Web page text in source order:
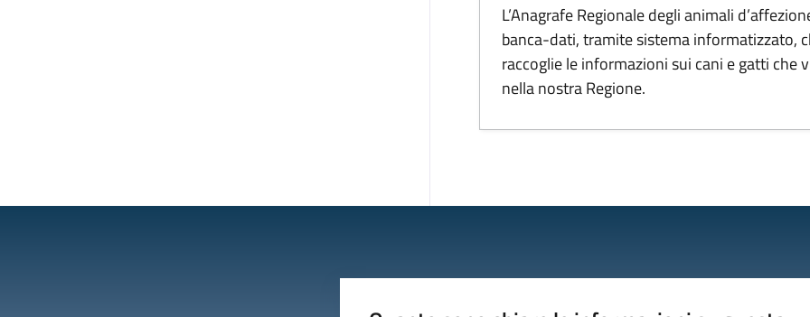
L’Anagrafe Regionale degli animali
banca-dati, tramite sistema informatizzato,
raccoglie le informazioni sui cani e gatti che
nella nostra Regione.